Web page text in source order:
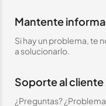
Mantente
Si hay un problema, te
a solucionarlo.
Soporte al
¿Preguntas?